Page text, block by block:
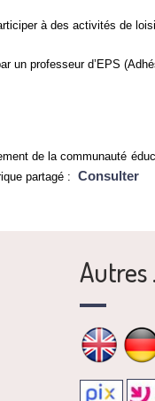
à des activités de
un professeur d’EPS
de la communauté
partagé : Consulter
Autres